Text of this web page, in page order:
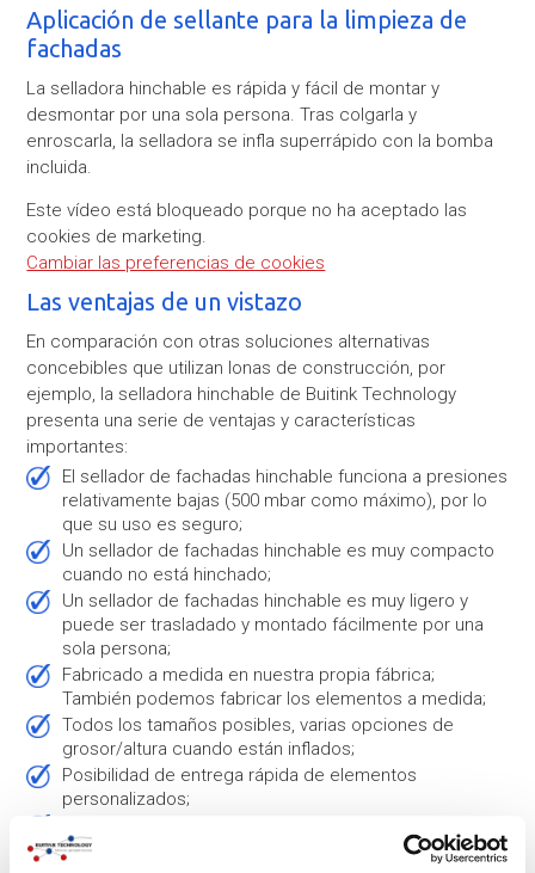
Aplicación de sellante para la limpieza de
fachadas
La selladora hinchable es rápida y fácil de montar y
desmontar por una sola persona. Tras colgarla y
enroscarla, la selladora se infla superrápido con la bomba
incluida.
Este vídeo está bloqueado porque no ha aceptado las
cookies de marketing.
Cambiar las preferencias de cookies
Las ventajas de un vistazo
En comparación con otras soluciones alternativas
concebibles que utilizan lonas de construcción, por
ejemplo, la selladora hinchable de Buitink Technology
presenta una serie de ventajas y características
importantes:
El sellador de fachadas hinchable funciona a presiones
relativamente bajas (500 mbar como máximo), por lo
que su uso es seguro;
Un sellador de fachadas hinchable es muy compacto
cuando no está hinchado;
Un sellador de fachadas hinchable es muy ligero y
puede ser trasladado y montado fácilmente por una
sola persona;
Fabricado a medida en nuestra propia fábrica;
También podemos fabricar los elementos a medida;
Todos los tamaños posibles, varias opciones de
grosor/altura cuando están inflados;
Posibilidad de entrega rápida de elementos
personalizados;
hinchable es flexible, lo que lo hace relativamente